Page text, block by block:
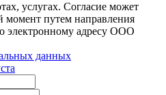
услугах. Согласие может
путем направления
электронному адресу ООО
данных